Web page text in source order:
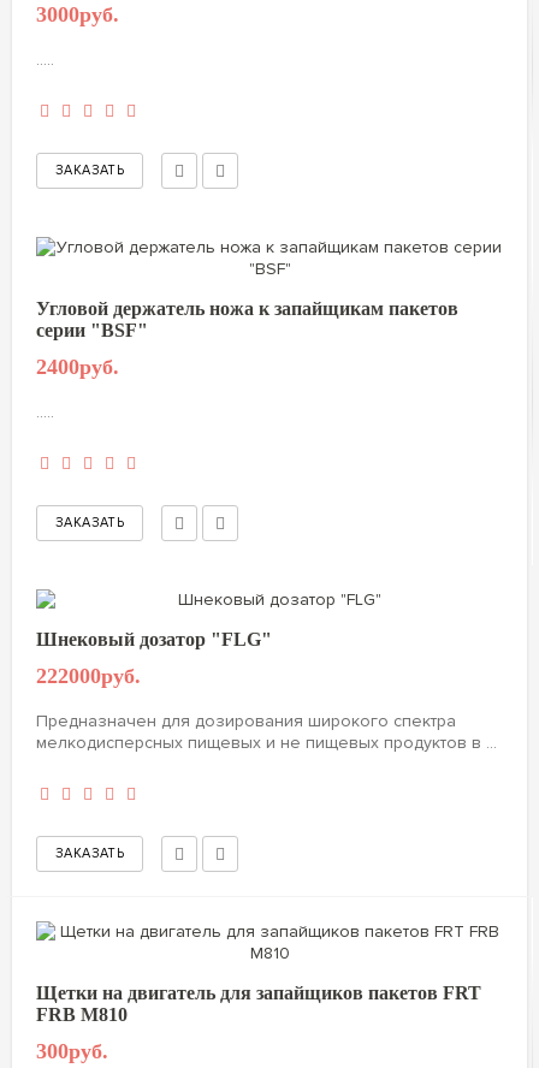
3000руб.
.....
Угловой держатель ножа к запайщикам пакетов
серии "BSF"
2400руб.
.....
Шнековый дозатор "FLG"
222000руб.
Предназначен для дозирования широкого спектра
мелкодисперсных пищевых и не пищевых продуктов в ...
Щетки на двигатель для запайщиков пакетов FRT
FRB M810
300руб.